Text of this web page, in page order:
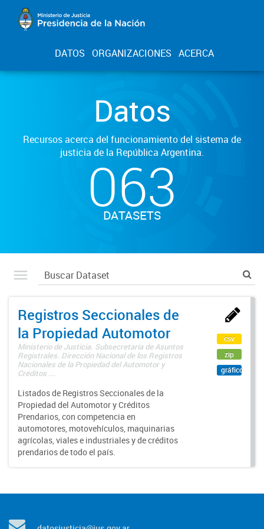
DATOS ORGANIZACIONES ACERCA
Datos
Recursos acerca del funcionamiento del sistema de
justicia de la República Argentina.
063
DATASETS
Registros Seccionales de
la Propiedad Automotor
Ministerio de Justicia. Subsecretaría de Asuntos
Registrales. Dirección Nacional de los Registros
Nacionales de la Propiedad del Automotor y
Créditos ...
Listados de Registros Seccionales de la
Propiedad del Automotor y Créditos
Prendarios, con competencia en
automotores, motovehículos, maquinarias
agrícolas, viales e industriales y de créditos
prendarios de todo el país.
csv
zip
gráfico